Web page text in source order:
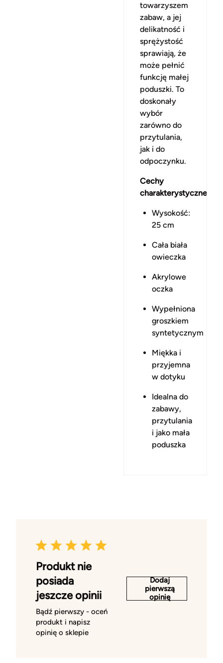
towarzyszem
zabaw, a jej
delikatność i
sprężystość
sprawiają, że
może pełnić
funkcję małej
poduszki. To
doskonały
wybór
zarówno do
przytulania,
jak i do
odpoczynku.
Cechy
charakterystyczne:
Wysokość:
25 cm
Cała biała
owieczka
Akrylowe
oczka
Wypełniona
groszkiem
syntetycznym
Miękka i
przyjemna
w dotyku
Idealna do
zabawy,
przytulania
i jako mała
poduszka
Produkt nie
posiada
jeszcze opinii
Bądź pierwszy - oceń
produkt i napisz
opinię o sklepie
Dodaj
pierwszą
opinię